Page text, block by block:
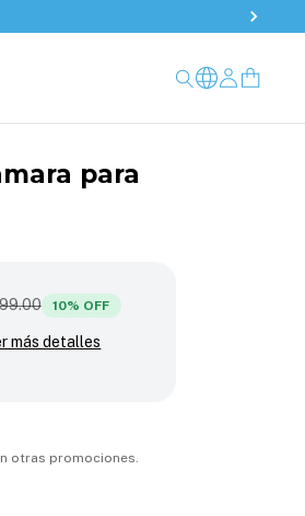
para
10% OFF
más detalles
otras promociones.